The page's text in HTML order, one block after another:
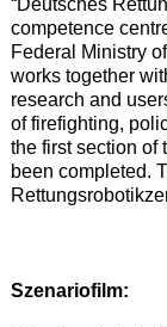
“Deutsches
competence
Federal Ministry
works together
research and
of firefighting,
the first section of
been completed.
Szenariofilm: